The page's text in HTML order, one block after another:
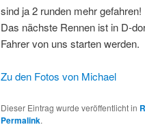
sind ja 2 runden mehr gefahren!
Das nächste Rennen ist in D-
Fahrer von uns starten werden.
Zu den Fotos von Michael
Dieser Eintrag wurde veröffentlicht in
Permalink.